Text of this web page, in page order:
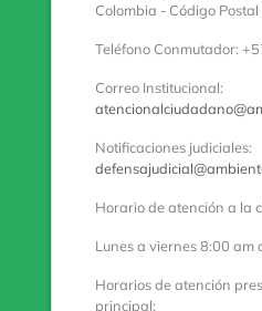
Colombia - Código
Teléfono Conmutador:
Correo Institucional:
Notificaciones judiciales:
Horario de atención a la
Lunes a viernes 8:00 am
Horarios de atención
principal: